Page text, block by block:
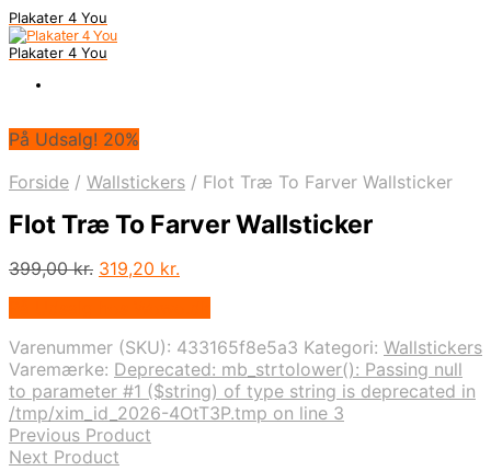
Plakater 4 You
Plakater 4 You
På Udsalg! 20%
Forside / Wallstickers / Flot Træ To Farver Wallsticker
Flot Træ To Farver Wallsticker
399,00kr. Den
399,00 kr..
319,20 kr.
319,20 kr..
Varenummer (SKU): 433165f8e5a3 Kategori: Wallstickers
Varemærke: Deprecated: mb_strtolower(): Passing null
to parameter #1 ($string) of type string is deprecated in
/tmp/xim_id_2026-4OtT3P.tmp on line 3
Previous Product
Next Product